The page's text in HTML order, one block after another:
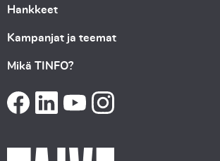
Hankkeet
Kampanjat ja teemat
Mikä TINFO?